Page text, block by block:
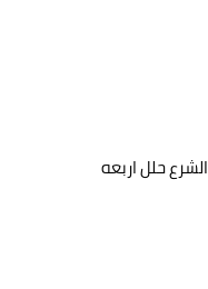
حلل اربعه